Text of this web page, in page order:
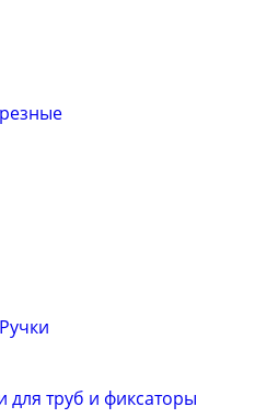
для труб и фиксаторы